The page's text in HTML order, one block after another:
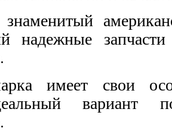
надежные
имеет свои
вариант